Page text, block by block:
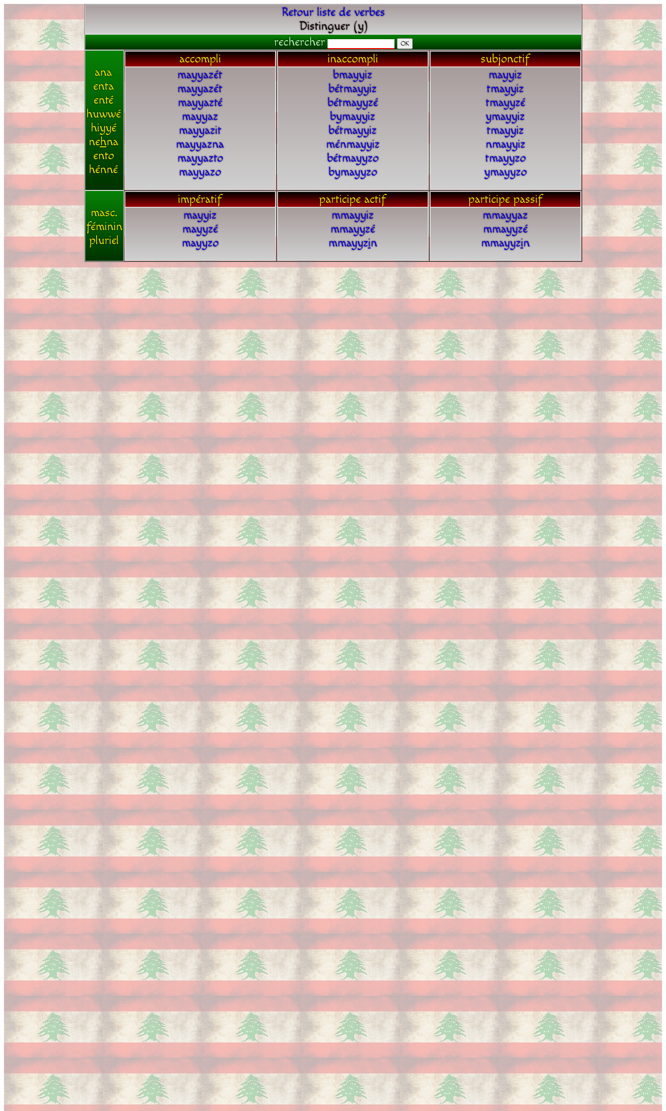
Retour liste de verbes
Distinguer (y)
rechercher
ana
enta
enté
huwwé
hiyyé
nehna
ento
hénné
accompli
mayyazét
mayyazét
mayyazté
mayyaz
mayyazit
mayyazna
mayyazto
mayyazo
inaccompli
bmayyiz
bétmayyiz
bétmayyzé
bymayyiz
bétmayyiz
ménmayyiz
bétmayyzo
bymayyzo
subjonctif
mayyiz
tmayyiz
tmayyzé
ymayyiz
tmayyiz
nmayyiz
tmayyzo
ymayyzo
masc.
féminin
pluriel
impératif
mayyiz
mayyzé
mayyzo
participe actif
mmayyiz
mmayyzé
mmayyzin
participe passif
mmayyaz
mmayyzé
mmayyzin